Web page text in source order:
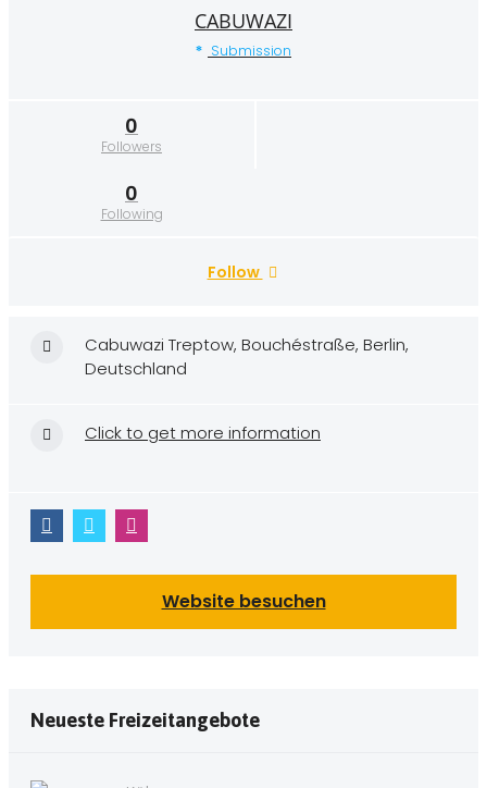
Köln
Stuttgart
Blog & Magazin
CABUWAZI
Submission
0
Followers
0
Following
Follow
Cabuwazi Treptow, Bouchéstraße, Berlin,
Deutschland
Click to get more information
Website besuchen
Neueste Freizeitangebote